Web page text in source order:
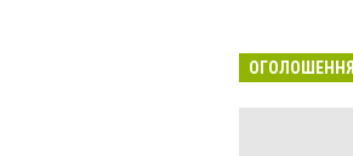
ОГОЛОШЕННЯ